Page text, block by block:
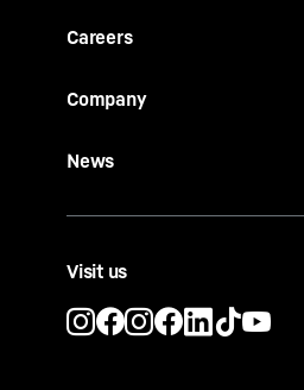
Careers
Company
News
Visit us